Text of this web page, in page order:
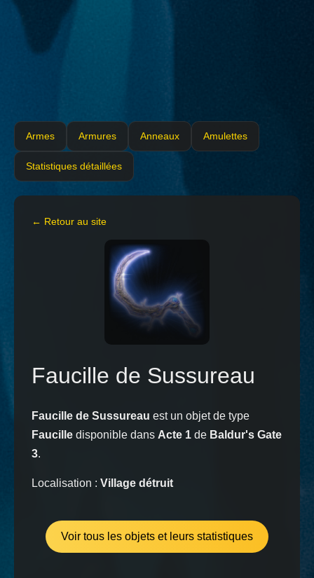
Armes Armures Anneaux Amulettes
Statistiques détaillées
← Retour au site
Faucille de Sussureau
Faucille de Sussureau est un objet de type
Faucille disponible dans Acte 1 de Baldur's Gate
3.
Localisation : Village détruit
Voir tous les objets et leurs statistiques